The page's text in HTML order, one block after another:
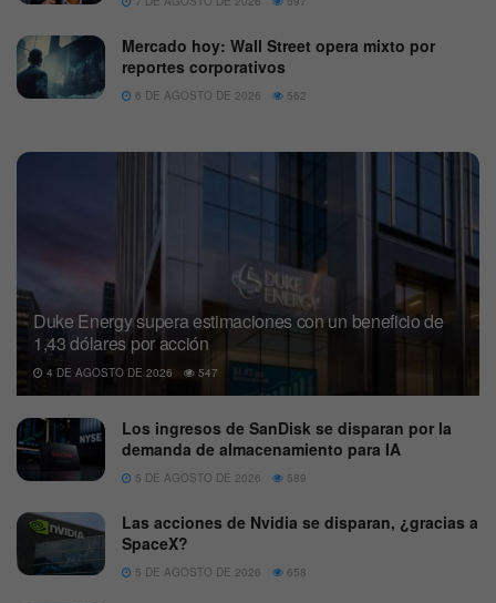
Mercado hoy: Wall Street opera mixto por
reportes corporativos
6 DE AGOSTO DE 2026 562
Duke Energy supera estimaciones con un beneficio de
1,43 dólares por acción
4 DE AGOSTO DE 2026 547
Los ingresos de SanDisk se disparan por la
demanda de almacenamiento para IA
5 DE AGOSTO DE 2026 589
Las acciones de Nvidia se disparan, ¿gracias a
SpaceX?
5 DE AGOSTO DE 2026 658